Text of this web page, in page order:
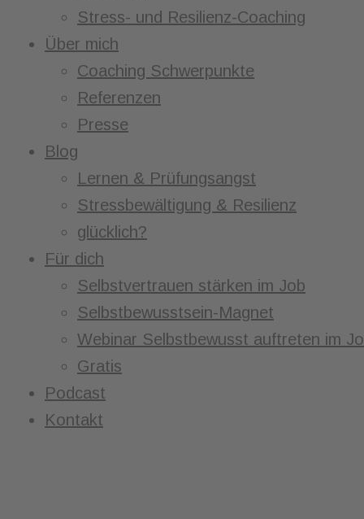
Stress- und Resilienz-Coaching
Über mich
Coaching Schwerpunkte
Referenzen
Presse
Blog
Lernen & Prüfungsangst
Stressbewältigung & Resilienz
glücklich?
Für dich
Selbstvertrauen stärken im Job
Selbstbewusstsein-Magnet
Webinar Selbstbewusst auftreten im
Gratis
Podcast
Kontakt